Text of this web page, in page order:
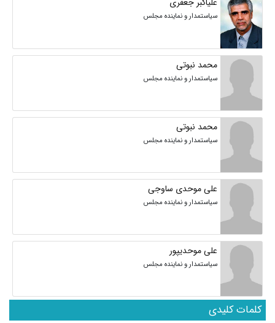
سیاستمدار و نماینده مجلس
محمد نبوتی
سیاستمدار و نماینده مجلس
محمد نبوتی
سیاستمدار و نماینده مجلس
علی موحدی ساوجی
سیاستمدار و نماینده مجلس
علی موحدیپور
سیاستمدار و نماینده مجلس
کلمات کلیدی